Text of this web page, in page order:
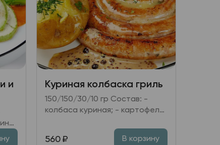
и
Куриная колбаска гриль
150/150/30/10 гр Состав: -
колбаса куриная; - картофель
- соус перечный; - горчица.
560 ₽ В корзину